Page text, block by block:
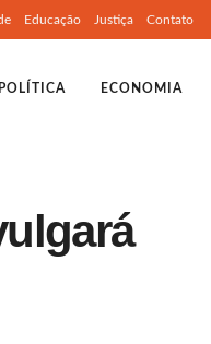
Educação Justiça Contato
POLÍTICA ECONOMIA